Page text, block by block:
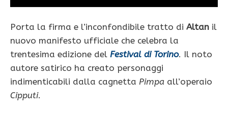
Porta la firma e l’inconfondibile tratto di Altan il
nuovo manifesto ufficiale che celebra la
trentesima edizione del Festival di Torino. Il noto
autore satirico ha creato personaggi
indimenticabili dalla cagnetta Pimpa all’operaio
Cipputi.